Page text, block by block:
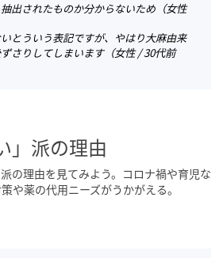
出されたものか分からないため（女性
いとういう表記ですが、やはり大麻由来
さりしてしまいます（女性 / 30代前
」派の理由
の理由を見てみよう。コロナ禍や育児な
や薬の代用ニーズがうかがえる。